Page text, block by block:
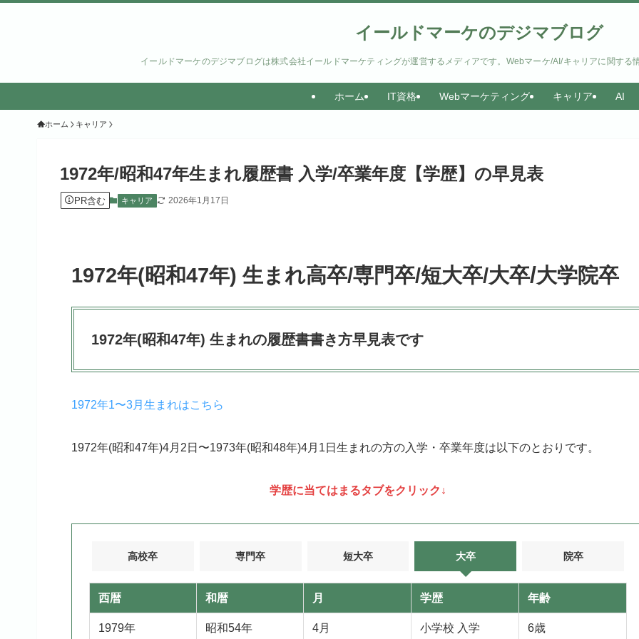
イールドマーケのデジマブログ
イールドマーケのデジマブログは株式会社イールドマーケティングが運営するメディアです。Webマーケ/AI/キャリアに関する
ホーム IT資格 Webマーケティング キャリア AI
ホーム キャリア
1972年/昭和47年生まれ履歴書 入学/卒業年度【学歴】の早見表
PR含む キャリア 2026年1月17日
1972年(昭和47年) 生まれ高卒/専門卒/短大卒/大卒/大学院卒
1972年(昭和47年) 生まれの履歴書書き方早見表です
1972年1〜3月生まれはこちら
1972年(昭和47年)4月2日〜1973年(昭和48年)4月1日生まれの方の入学・卒業年度は以下のとおりです。
学歴に当てはまるタブをクリック↓
高校卒 専門卒 短大卒 大卒 院卒
西暦 和暦 月 学歴 年齢
1979年 昭和54年 4月 小学校 入学 6歳